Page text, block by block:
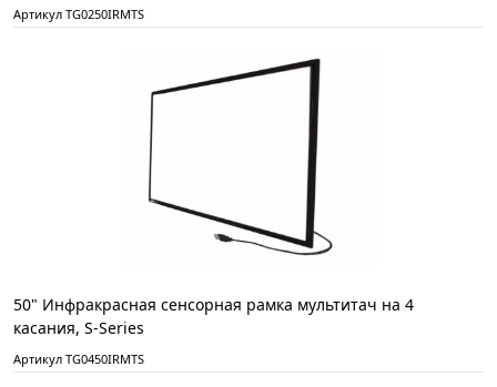
Артикул TG0250IRMTS
50" Инфракрасная сенсорная рамка мультитач на 4
касания, S-Series
Артикул TG0450IRMTS